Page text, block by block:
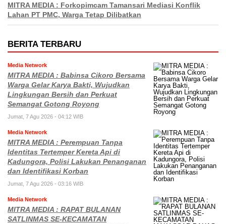
MITRA MEDIA : Forkopimcam Tamansari Mediasi Konflik
Lahan PT PMC, Warga Tetap Dilibatkan
BERITA TERBARU
Media Network
MITRA MEDIA : Babinsa Cikoro Bersama
Warga Gelar Karya Bakti, Wujudkan
Lingkungan Bersih dan Perkuat
Semangat Gotong Royong
Jumat, 7 Agu 2026 - 04:12 WIB
Media Network
MITRA MEDIA : Perempuan Tanpa
Identitas Tertemper Kereta Api di
Kadungora, Polisi Lakukan Penanganan
dan Identifikasi Korban
Jumat, 7 Agu 2026 - 03:16 WIB
Media Network
MITRA MEDIA : RAPAT BULANAN
SATLINMAS SE-KECAMATAN